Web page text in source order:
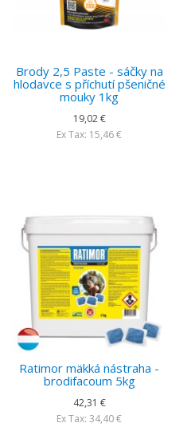
Brody 2,5 Paste - sáčky na
hlodavce s příchutí pšeničné
mouky 1kg
19,02 €
Ex Tax: 15,46 €
Ratimor mäkká nástraha -
brodifacoum 5kg
42,31 €
Ex Tax: 34,40 €